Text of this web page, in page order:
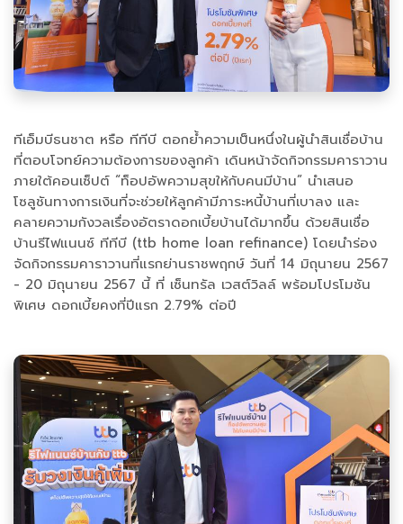
ทีเอ็มบีธนชาต หรือ ทีทีบี ตอกย้ำความเป็นหนึ่งในผู้นำสินเชื่อบ้าน
ที่ตอบโจทย์ความต้องการของลูกค้า เดินหน้าจัดกิจกรรมคาราวาน
ภายใต้คอนเซ็ปต์ “ท็อปอัพความสุขให้กับคนมีบ้าน” นำเสนอ
โซลูชันทางการเงินที่จะช่วยให้ลูกค้ามีภาระหนี้บ้านที่เบาลง และ
คลายความกังวลเรื่องอัตราดอกเบี้ยบ้านได้มากขึ้น ด้วยสินเชื่อ
บ้านรีไฟแนนซ์ ทีทีบี (ttb home loan refinance) โดยนำร่อง
จัดกิจกรรมคาราวานที่แรกย่านราชพฤกษ์ วันที่ 14 มิถุนายน 2567
- 20 มิถุนายน 2567 นี้ ที่ เซ็นทรัล เวสต์วิลล์ พร้อมโปรโมชัน
พิเศษ ดอกเบี้ยคงที่ปีแรก 2.79% ต่อปี